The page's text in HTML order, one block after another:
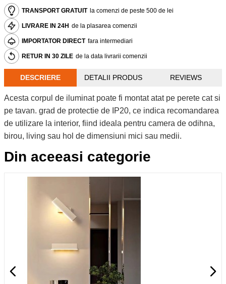
TRANSPORT GRATUIT la comenzi de peste 500 de lei
LIVRARE IN 24H de la plasarea comenzii
IMPORTATOR DIRECT fara intermediari
RETUR IN 30 ZILE de la data livrarii comenzii
DESCRIERE DETALII PRODUS REVIEWS
Acesta corpul de iluminat poate fi montat atat pe perete cat si
pe tavan. grad de protectie de IP20, ce indica recomandarea
de utilizare la interior, fiind ideala pentru camera de odihna,
birou, living sau hol de dimensiuni mici sau medii.
Din aceeasi categorie